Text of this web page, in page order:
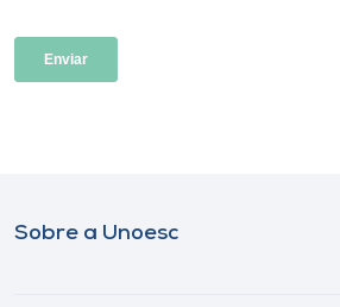
Sobre a Unoesc